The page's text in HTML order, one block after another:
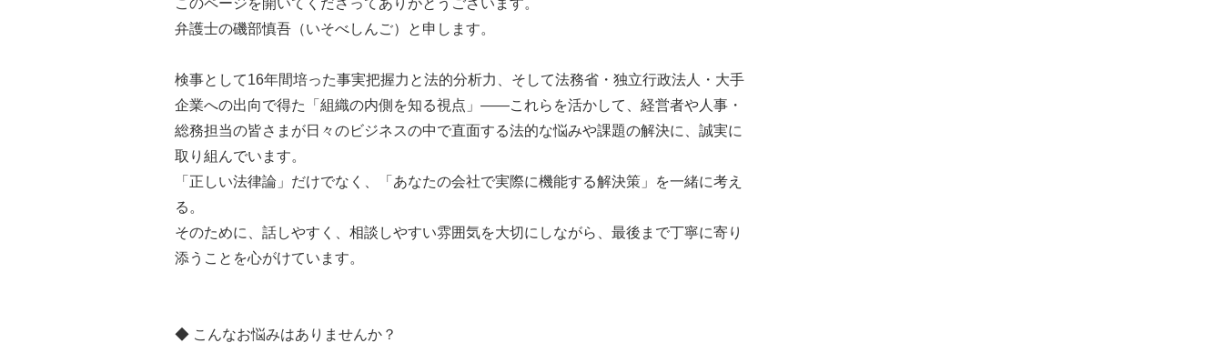
弁護士の磯部慎吾（いそべしんご）と申します。
検事として16年間培った事実把握力と法的分析力、そして法務省・独立行政法人・大手
企業への出向で得た「組織の内側を知る視点」——これらを活かして、経営者や人事・
総務担当の皆さまが日々のビジネスの中で直面する法的な悩みや課題の解決に、誠実に
取り組んでいます。
「正しい法律論」だけでなく、「あなたの会社で実際に機能する解決策」を一緒に考え
る。
そのために、話しやすく、相談しやすい雰囲気を大切にしながら、最後まで丁寧に寄り
添うことを心がけています。
◆ こんなお悩みはありませんか？